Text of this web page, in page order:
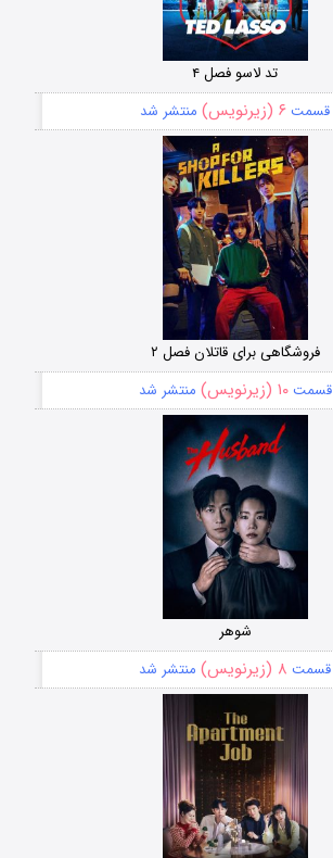
تد لاسو فصل ۴
قسمت ۶ (زیرنویس) منتشر شد
فروشگاهی برای قاتلان فصل ۲
قسمت۱۰ (زیرنویس) منتشر شد
شوهر
قسمت ۸ (زیرنویس) منتشر شد